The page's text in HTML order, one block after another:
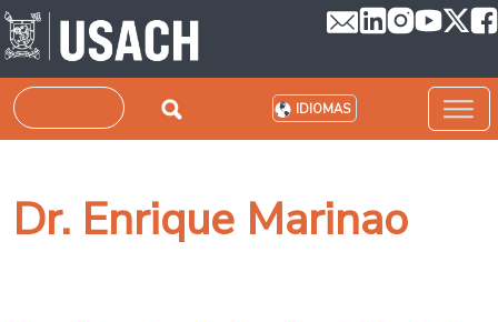
Pasar al contenido principal
Buscar IDIOMAS
Dr. Enrique Marinao